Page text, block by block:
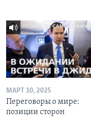
МАРТ 10, 2025
Переговоры о мире:
позиции сторон